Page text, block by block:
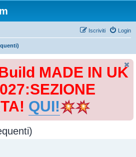
Login
Iscriviti
MADE IN UK
QUI!